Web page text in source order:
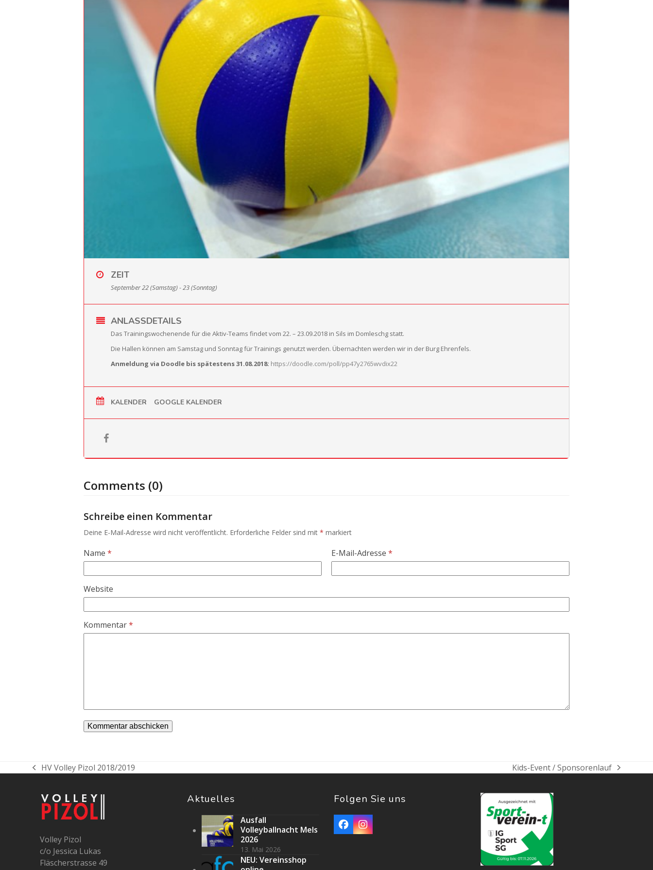
ZEIT
September 22 (Samstag) - 23 (Sonntag)
ANLASSDETAILS
Das Trainingswochenende für die Aktiv-Teams findet vom 22. – 23.09.2018 in Sils im Domleschg statt.
Die Hallen können am Samstag und Sonntag für Trainings genutzt werden. Übernachten werden wir in der Burg Ehrenfels.
Anmeldung via Doodle bis spätestens 31.08.2018: https://doodle.com/poll/pp47y2765wvdix22
KALENDER GOOGLE KALENDER
Comments (0)
Schreibe einen Kommentar
Deine E-Mail-Adresse wird nicht veröffentlicht. Erforderliche Felder sind mit * markiert
Name * E-Mail-Adresse *
Website
Kommentar*
vorheriger
HV Volley Pizol 2018/2019
Nächster
Kids-Event / Sponsorenlauf
Volley Pizol
c/o Jessica Lukas
Fläscherstrasse 49
Aktuelles
Ausfall
Volleyballnacht Mels
2026
13. Mai 2026
NEU: Vereinsshop
Folgen Sie uns
FacebookInstagram